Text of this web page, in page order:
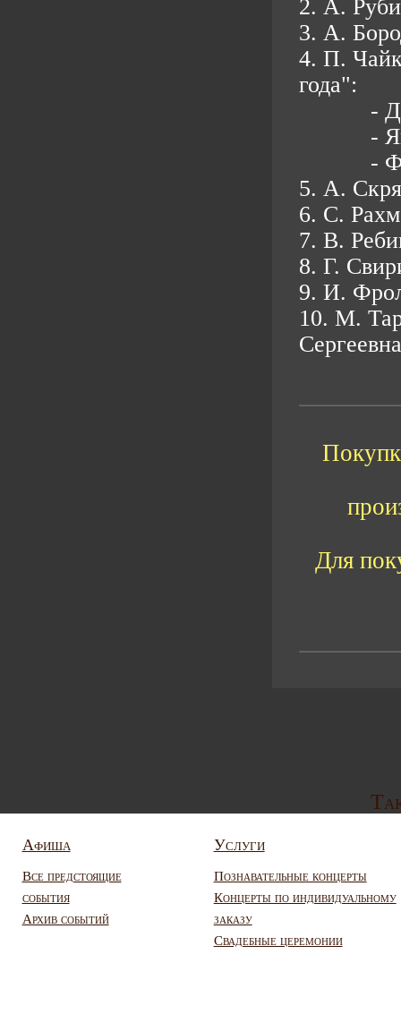
2. А.
3. А.
4. П.
года":
-
-
-
5. А.
6. С.
7. В.
8. Г.
9. И.
10. М.
Для
Афиша
Все предстоящие
события
Архив событий
Услуги
Познавательные концерты
Концерты по индивидуальному
заказу
Свадебные церемонии